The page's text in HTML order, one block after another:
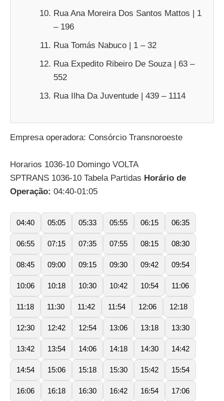
Rua Ana Moreira Dos Santos Mattos | 1
– 196
Rua Tomás Nabuco | 1 – 32
Rua Expedito Ribeiro De Souza | 63 –
552
Rua Ilha Da Juventude | 439 – 1114
Empresa operadora: Consórcio Transnoroeste
Horarios 1036-10 Domingo VOLTA
SPTRANS 1036-10 Tabela Partidas Horário de
Operação: 04:40-01:05
04:40 05:05 05:33 05:55 06:15 06:35
06:55 07:15 07:35 07:55 08:15 08:30
08:45 09:00 09:15 09:30 09:42 09:54
10:06 10:18 10:30 10:42 10:54 11:06
11:18 11:30 11:42 11:54 12:06 12:18
12:30 12:42 12:54 13:06 13:18 13:30
13:42 13:54 14:06 14:18 14:30 14:42
14:54 15:06 15:18 15:30 15:42 15:54
16:06 16:18 16:30 16:42 16:54 17:06